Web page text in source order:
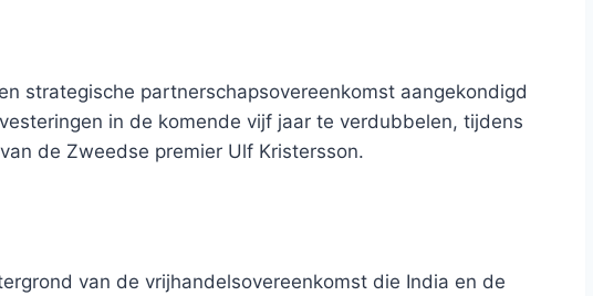
strategische partnerschapsovereenkomst aangekondigd
in de komende vijf jaar te verdubbelen, tijdens
de Zweedse premier Ulf Kristersson.
van de vrijhandelsovereenkomst die India en de